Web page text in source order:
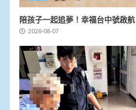
陪孩子一起追夢！幸福台中號啟航
2026-08-07